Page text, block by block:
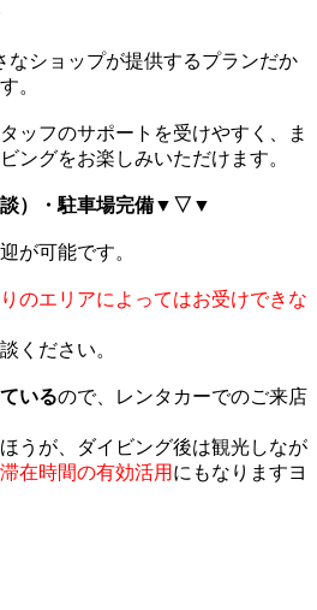
なショップが提供するプランだか
。
ッフのサポートを受けやすく、ま
ングをお楽しみいただけます。
）・駐車場完備▼▽▼
が可能です。
のエリアによってはお受けできな
ください。
いるので、レンタカーでのご来店
うが、ダイビング後は観光しなが
滞在時間の有効活用 にもなりますヨ